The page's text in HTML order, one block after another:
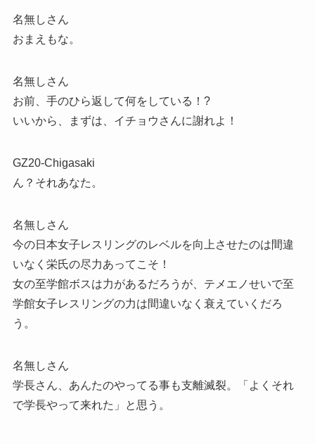
名無しさん
おまえもな。
名無しさん
お前、手のひら返して何をしている！?
いいから、まずは、イチョウさんに謝れよ！
GZ20-Chigasaki
ん？それあなた。
名無しさん
今の日本女子レスリングのレベルを向上させたのは間違
いなく栄氏の尽力あってこそ！
女の至学館ボスは力があるだろうが、テメエノせいで至
学館女子レスリングの力は間違いなく衰えていくだろ
う。
名無しさん
学長さん、あんたのやってる事も支離滅裂。「よくそれ
で学長やって来れた」と思う。